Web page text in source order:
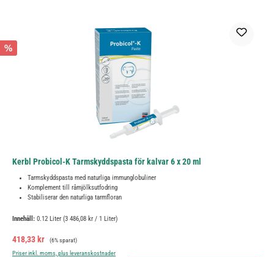
%
Kerbl Probicol-K Tarmskyddspasta för kalvar 6 x 20 ml
Tarmskyddspasta med naturliga immunglobuliner
Komplement till råmjölksutfodring
Stabiliserar den naturliga tarmfloran
Innehåll: 0.12 Liter (3 486,08 kr / 1 Liter)
Försäljningspris:
418,33 kr Ordinarie pris:
(6% sparat)
Priser inkl. moms, plus leveranskostnader